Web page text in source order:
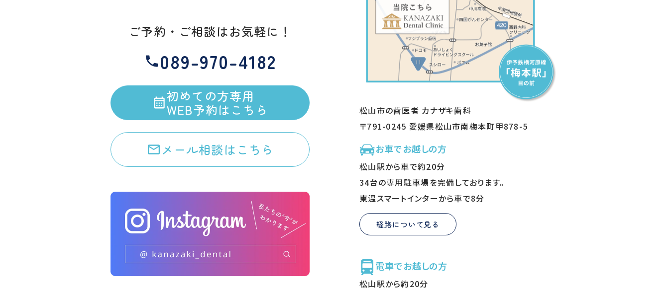
ご予約・ご相談はお気軽に！
089-970-4182
初めての方専用
WEB予約はこちら
メール相談はこちら
松山市の歯医者 カナザキ歯科
〒791-0245 愛媛県松山市南梅本町甲878-5
お車でお越しの方
松山駅から車で約20分
34台の専用駐車場を完備しております。
東温スマートインターから車で8分
経路について見る
電車でお越しの方
松山駅から約20分